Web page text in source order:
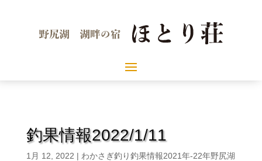
釣果情報2022/1/11
1月 12, 2022 | わかさぎ釣り釣果情報2021年-22年野尻湖